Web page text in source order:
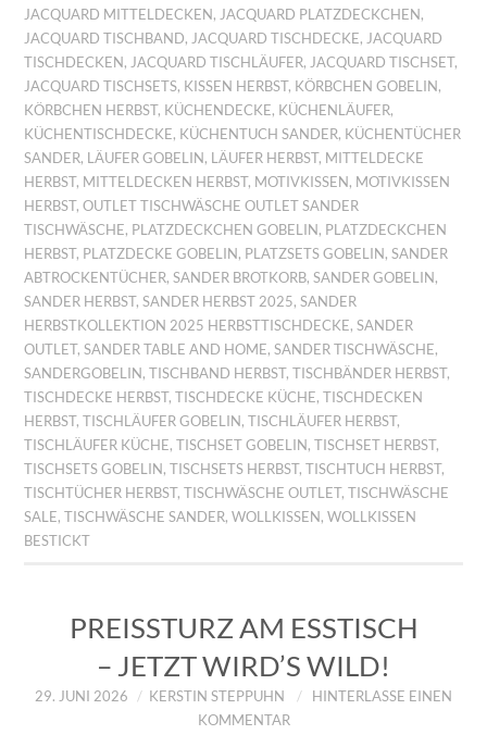
JACQUARD MITTELDECKEN , JACQUARD PLATZDECKCHEN ,
JACQUARD TISCHBAND, JACQUARD TISCHDECKE, JACQUARD
TISCHDECKEN , JACQUARD TISCHLÄUFER, JACQUARD TISCHSET,
JACQUARD TISCHSETS, KISSEN HERBST, KÖRBCHEN GOBELIN ,
KÖRBCHEN HERBST, KÜCHENDECKE, KÜCHENLÄUFER,
KÜCHENTISCHDECKE, KÜCHENTUCH SANDER, KÜCHENTÜCHER
SANDER, LÄUFER GOBELIN , LÄUFER HERBST, MITTELDECKE
HERBST, MITTELDECKEN HERBST, MOTIVKISSEN , MOTIVKISSEN
HERBST,OUTLET TISCHWÄSCHE OUTLET SANDER
TISCHWÄSCHE, PLATZDECKCHEN GOBELIN , PLATZDECKCHEN
HERBST, PLATZDECKE GOBELIN , PLATZSETS GOBELIN ,SANDER
ABTROCKENTÜCHER,SANDER BROTKORB,SANDER GOBELIN ,
SANDER HERBST,SANDER HERBST 2025,SANDER
HERBSTKOLLEKTION 2025 HERBSTTISCHDECKE,SANDER
OUTLET,SANDER TABLE AND HOME,SANDER TISCHWÄSCHE,
SANDERGOBELIN ,TISCHBAND HERBST,TISCHBÄNDER HERBST,
TISCHDECKE HERBST,TISCHDECKE KÜCHE,TISCHDECKEN
HERBST,TISCHLÄUFER GOBELIN ,TISCHLÄUFER HERBST,
TISCHLÄUFER KÜCHE,TISCHSET GOBELIN ,TISCHSET HERBST,
TISCHSETS GOBELIN ,TISCHSETS HERBST,TISCHTUCH HERBST,
TISCHTÜCHER HERBST,TISCHWÄSCHE OUTLET,TISCHWÄSCHE
SALE,TISCHWÄSCHE SANDER,WOLLKISSEN ,WOLLKISSEN
BESTICKT
PREISSTURZ AM ESSTISCH
– JETZT WIRD’S WILD!
29. JUNI 2026 KERSTIN STEPPUHN
HINTERLASSE EINEN
KOMMENTAR